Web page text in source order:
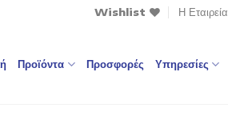
Wishlist Η Εταιρεία
Προϊόντα Προσφορές Υπηρεσίες